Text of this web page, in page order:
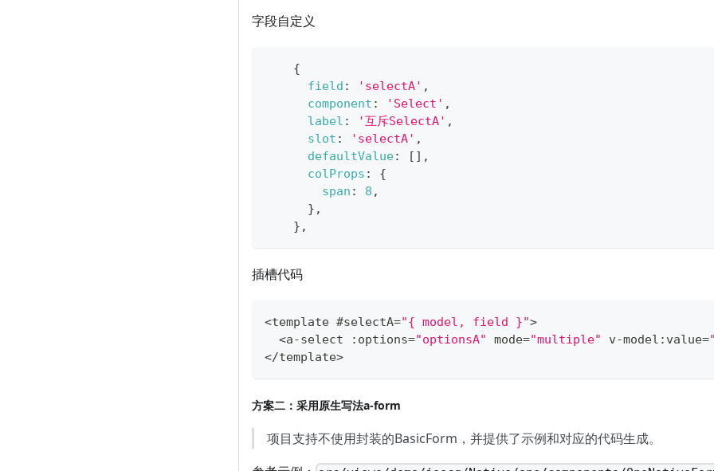
字段自定义
{
field : 'selectA' ,
component : 'Select' ,
label : '互斥SelectA' ,
slot : 'selectA' ,
defaultValue: [ ] ,
colProps :
{
span : 8 ,
} ,
} ,
插槽代码
<template #selectA="{ model, field }">
<a-select : options="optionsA" mode="multiple" v-model : value=
</template>
方案二：采用原生写法a-form
项目支持不使用封装的BasicForm，并提供了示例和对应的代码生成。